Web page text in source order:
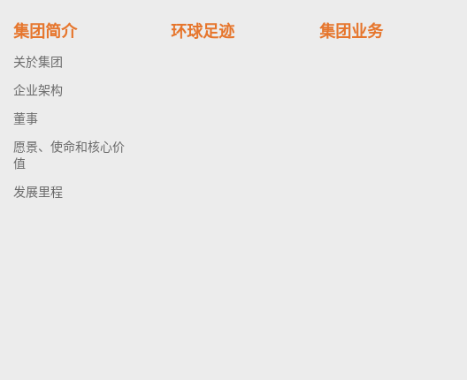
集团简介
关於集团
企业架构
董事
愿景、使命和核心价
值
发展里程
环球足迹 集团业务